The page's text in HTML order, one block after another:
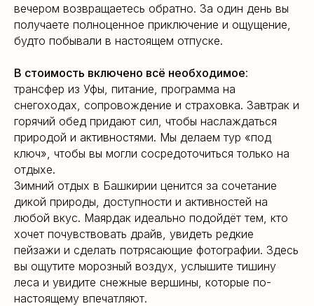
вечером возвращаетесь обратно. За один день вы
получаете полноценное приключение и ощущение,
будто побывали в настоящем отпуске.
В стоимость включено всё необходимое:
трансфер из Уфы, питание, программа на
снегоходах, сопровождение и страховка. Завтрак и
горячий обед придают сил, чтобы наслаждаться
природой и активностями. Мы делаем тур «под
ключ», чтобы вы могли сосредоточиться только на
отдыхе.
Зимний отдых в Башкирии ценится за сочетание
дикой природы, доступности и активностей на
любой вкус. Маярдак идеально подойдёт тем, кто
хочет почувствовать драйв, увидеть редкие
пейзажи и сделать потрясающие фотографии. Здесь
вы ощутите морозный воздух, услышите тишину
леса и увидите снежные вершины, которые по-
настоящему впечатляют.